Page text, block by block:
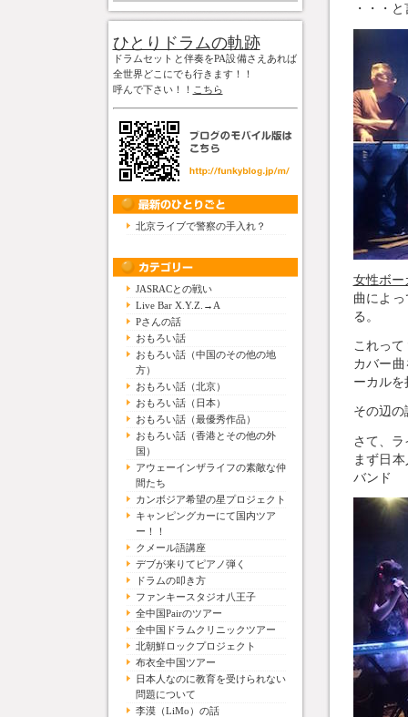
ひとりドラムの軌跡
ドラムセットと伴奏をPA設備さえあれば
全世界どこにでも行きます！！
呼んで下さい！！ こちら
北京ライブで警察の手入れ？
JASRACとの戦い
Live Bar X.Y.Z.→A
Pさんの話
おもろい話
おもろい話（中国のその他の地
方）
おもろい話（北京）
おもろい話（日本）
おもろい話（最優秀作品）
おもろい話（香港とその他の外
国）
アウェーインザライフの素敵な仲
間たち
カンボジア希望の星プロジェクト
キャンピングカーにて国内ツア
ー！！
クメール語講座
デブが来りてピアノ弾く
ドラムの叩き方
ファンキースタジオ八王子
全中国Pairのツアー
全中国ドラムクリニックツアー
北朝鮮ロックプロジェクト
布衣全中国ツアー
日本人なのに教育を受けられない
問題について
李漠（LiMo）の話
・・・
女性ボー
曲によ
る。
これっ
カバー
ーカル
その辺
さて、ラ
まず日
バンド